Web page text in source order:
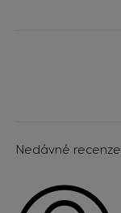
Nedávné recenze